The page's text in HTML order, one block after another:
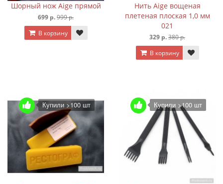
Шорный нож Aige прямой
699 р.999 р.
В корзину
Нить Aige вощеная
плетеная плоская 1,0 мм
021
329 р.380 р.
В корзину
Купили >100 шт Купили >100 шт